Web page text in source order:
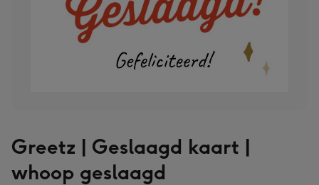
Greetz | Geslaagd kaart |
whoop geslaagd